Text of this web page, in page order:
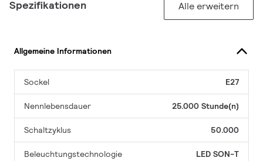
Spezifikationen Alle erweitern
Allgemeine Informationen
Sockel E27
Nennlebensdauer 25.000 Stunde(n)
Schaltzyklus 50.000
Beleuchtungstechnologie LED SON-T